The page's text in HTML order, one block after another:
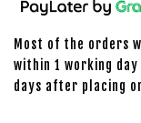
Most of the orders
within 1 working
days after placing